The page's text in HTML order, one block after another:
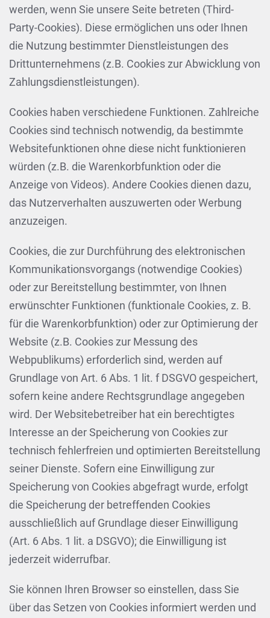
werden, wenn Sie unsere Seite betreten (Third-
Party-Cookies). Diese ermöglichen uns oder Ihnen
die Nutzung bestimmter Dienstleistungen des
Drittunternehmens (z.B. Cookies zur Abwicklung von
Zahlungsdienstleistungen).
Cookies haben verschiedene Funktionen. Zahlreiche
Cookies sind technisch notwendig, da bestimmte
Websitefunktionen ohne diese nicht funktionieren
würden (z.B. die Warenkorbfunktion oder die
Anzeige von Videos). Andere Cookies dienen dazu,
das Nutzerverhalten auszuwerten oder Werbung
anzuzeigen.
Cookies, die zur Durchführung des elektronischen
Kommunikationsvorgangs (notwendige Cookies)
oder zur Bereitstellung bestimmter, von Ihnen
erwünschter Funktionen (funktionale Cookies, z. B.
für die Warenkorbfunktion) oder zur Optimierung der
Website (z.B. Cookies zur Messung des
Webpublikums) erforderlich sind, werden auf
Grundlage von Art. 6 Abs. 1 lit. f DSGVO gespeichert,
sofern keine andere Rechtsgrundlage angegeben
wird. Der Websitebetreiber hat ein berechtigtes
Interesse an der Speicherung von Cookies zur
technisch fehlerfreien und optimierten Bereitstellung
seiner Dienste. Sofern eine Einwilligung zur
Speicherung von Cookies abgefragt wurde, erfolgt
die Speicherung der betreffenden Cookies
ausschließlich auf Grundlage dieser Einwilligung
(Art. 6 Abs. 1 lit. a DSGVO); die Einwilligung ist
jederzeit widerrufbar.
Sie können Ihren Browser so einstellen, dass Sie
über das Setzen von Cookies informiert werden und